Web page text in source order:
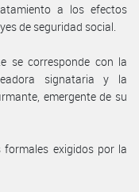
a los efectos
de seguridad social.
se corresponde con la
signataria y la
emergente de su
formales exigidos por la